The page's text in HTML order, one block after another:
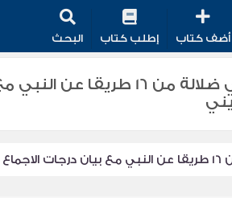
أضف كتاب إطلب كتاب البحث
تحميل كتاب الكامل في اسانيد وتصحيح حديث لا